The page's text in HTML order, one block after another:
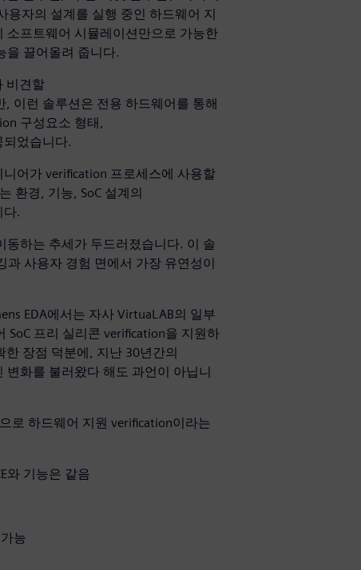
용자의 설계를 실행 중인 하드웨어 지
소프트웨어 시뮬레이션만으로 가능한
을 끌어올려 줍니다.
비견할
이런 솔루션은 전용 하드웨어를 통해
구성요소 형태,
되었습니다.
어가 verification 프로세스에 사용할
환경, 기능, SoC 설계의
다.
동하는 추세가 두드러졌습니다. 이 솔
사용자 경험 면에서 가장 유연성이
EDA에서는 자사 VirtuaLAB의 일부
SoC 프리 실리콘 verification을 지원하
장점 덕분에, 지난 30년간의
화를 불러왔다 해도 과언이 아닙니
로 하드웨어 지원 verification이라는
와 기능은 같음
능